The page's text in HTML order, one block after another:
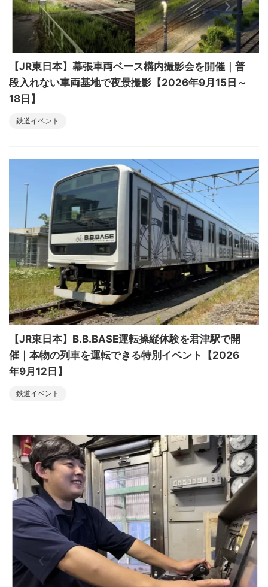
【JR東日本】幕張車両ベース構内撮影会を開催｜普
段入れない車両基地で夜景撮影【2026年9月15日～
18日】
鉄道イベント
【JR東日本】B.B.BASE運転操縦体験を君津駅で開
催｜本物の列車を運転できる特別イベント【2026
年9月12日】
鉄道イベント